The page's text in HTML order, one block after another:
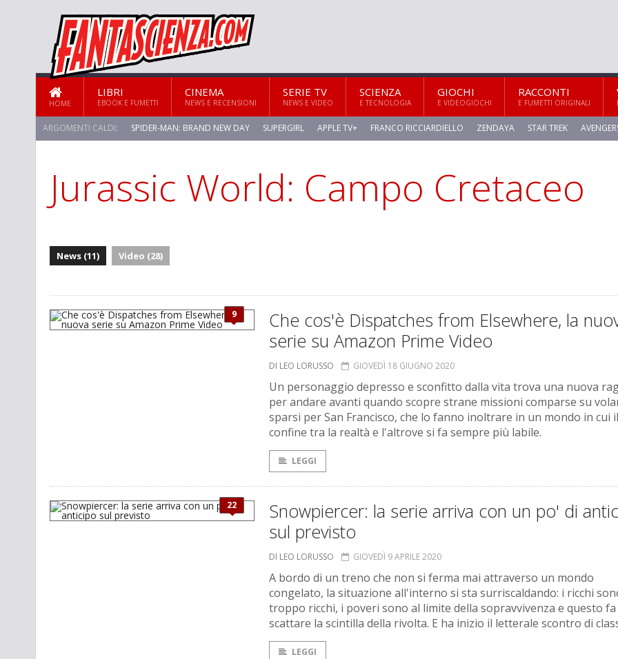
HOME
LIBRI
EBOOK E FUMETTI
CINEMA
NEWS E RECENSIONI
SERIE TV
NEWS E VIDEO
SCIENZA
E TECNOLOGIA
GIOCHI
E VIDEOGIOCHI
RACCONTI
E FUMETTI ORIGINALI
ARGOMENTI CALDI: SPIDER-MAN: BRAND NEW DAY SUPERGIRL APPLE TV+ FRANCO RICCIARDIELLO ZENDAYA STAR TREK
STAR TREK: STRANGE NEW WORLDS
Jurassic World: Campo Cretaceo
News (11) Video (28)
9
Che cos'è Dispatches from Elsewhere, la
serie su Amazon Prime Video
DI LEO LORUSSO GIOVEDÌ 18 GIUGNO 2020
Un personaggio depresso e sconfitto dalla vita trova una nuova
per andare avanti quando scopre strane missioni comparse su
sparsi per San Francisco, che lo fanno inoltrare in un mondo in cui il
confine tra la realtà e l'altrove si fa sempre più labile.
LEGGI
22
Snowpiercer: la serie arriva con un po' di
sul previsto
DI LEO LORUSSO GIOVEDÌ 9 APRILE 2020
A bordo di un treno che non si ferma mai attraverso un mondo
congelato, la situazione all'interno si sta surriscaldando: i ricchi
troppo ricchi, i poveri sono al limite della sopravvivenza e questo fa
scattare la scintilla della rivolta. E ha inizio il letterale scontro di
LEGGI